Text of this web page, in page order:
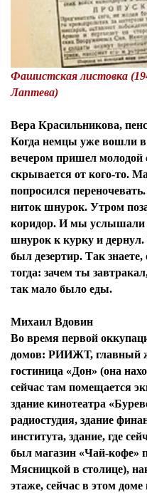
Фашистская листовка
Лаптева)
Вера Красильникова,
Когда немцы уже вошли в
вечером пришел молодой
скрывается от кого-то.
попросился
ниток шнурок. Утром
коридор. И мы услышали
шнурок к курку и
был дезертир. Так
тогда: зачем ты
так мало было еды.
Михаил Вдовин
Во время первой
домов: РИИЖТ, главный
гостиница «Дон» (она
сейчас там помещается
здание кинотеатра
радиостудия, здание
института, здание, где
был магазин «Чай-кофе»
Мясницкой в столице),
этаже, сейчас в этом